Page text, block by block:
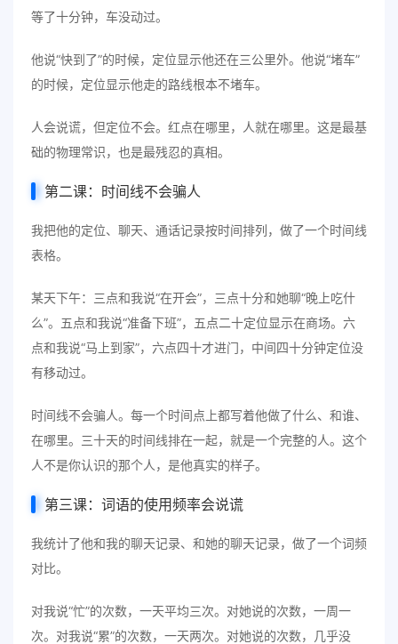
等了十分钟，车没动过。
他说“快到了”的时候，定位显示他还在三公里外。他说“堵车”
的时候，定位显示他走的路线根本不堵车。
人会说谎，但定位不会。红点在哪里，人就在哪里。这是最基
础的物理常识，也是最残忍的真相。
第二课：时间线不会骗人
我把他的定位、聊天、通话记录按时间排列，做了一个时间线
表格。
某天下午：三点和我说“在开会”，三点十分和她聊“晚上吃什
么”。五点和我说“准备下班”，五点二十定位显示在商场。六
点和我说“马上到家”，六点四十才进门，中间四十分钟定位没
有移动过。
时间线不会骗人。每一个时间点上都写着他做了什么、和谁、
在哪里。三十天的时间线排在一起，就是一个完整的人。这个
人不是你认识的那个人，是他真实的样子。
第三课：词语的使用频率会说谎
我统计了他和我的聊天记录、和她的聊天记录，做了一个词频
对比。
对我说“忙”的次数，一天平均三次。对她说的次数，一周一
次。对我说“累”的次数，一天两次。对她说的次数，几乎没